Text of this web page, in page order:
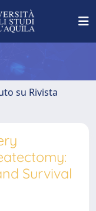
su Rivista
Survival